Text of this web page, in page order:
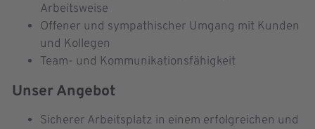
Arbeitsweise
Offener und sympathischer Umgang mit Kunden
und Kollegen
Team- und Kommunikationsfähigkeit
Unser Angebot
Sicherer Arbeitsplatz in einem erfolgreichen und